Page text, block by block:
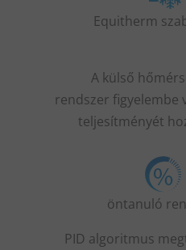
Equitherm
A külső
rendszer figyelembe
teljesítményét
öntanuló
PID algoritmus